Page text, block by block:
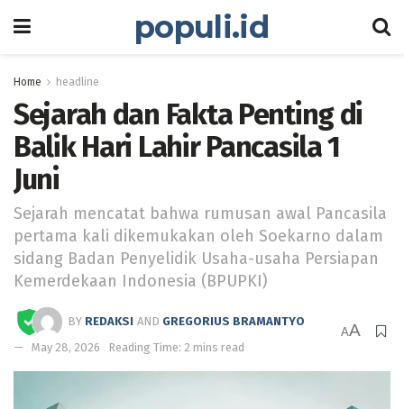
populi.id
Home headline
Sejarah dan Fakta Penting di
Balik Hari Lahir Pancasila 1
Juni
Sejarah mencatat bahwa rumusan awal Pancasila
pertama kali dikemukakan oleh Soekarno dalam
sidang Badan Penyelidik Usaha-usaha Persiapan
Kemerdekaan Indonesia (BPUPKI)
BY REDAKSI AND GREGORIUS BRAMANTYO
May 28, 2026
Reading Time: 2 mins read
AA